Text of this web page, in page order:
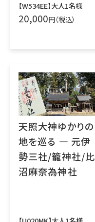
【W534EE】大人1名様
20,000円（税込）
天照大神ゆかりの
地を巡る ― 元伊
勢三社/籠神社/比
沼麻奈為神社